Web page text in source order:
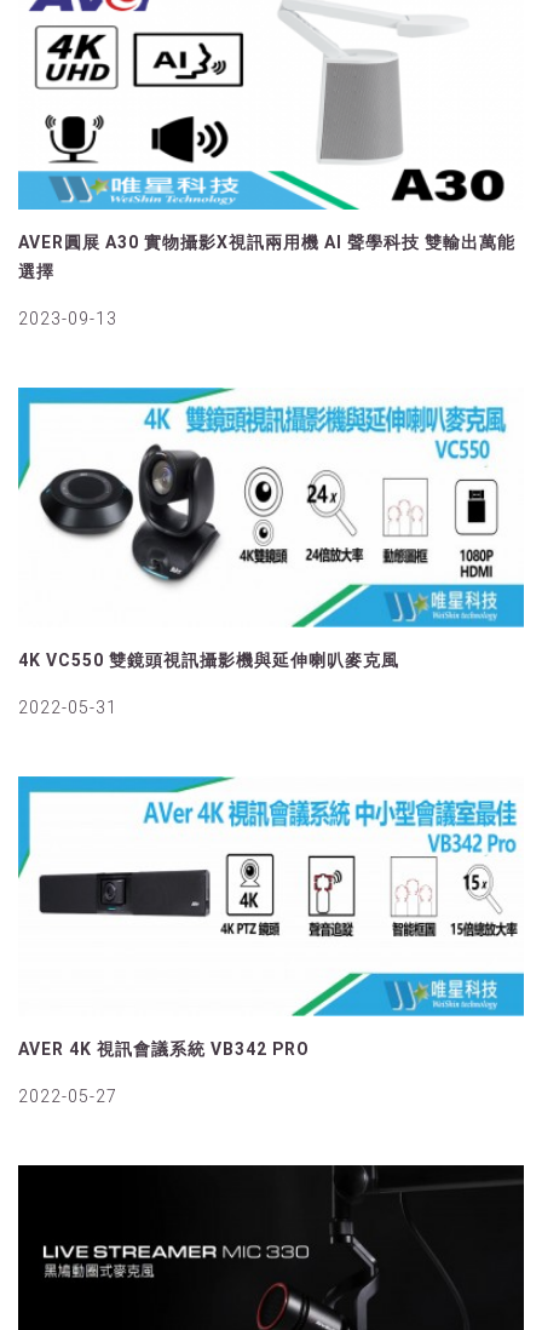
AVER圓展 A30 實物攝影X視訊兩用機 AI 聲學科技 雙輸出萬能
選擇
2023-09-13
4K VC550 雙鏡頭視訊攝影機與延伸喇叭麥克風
2022-05-31
AVER 4K 視訊會議系統 VB342 PRO
2022-05-27